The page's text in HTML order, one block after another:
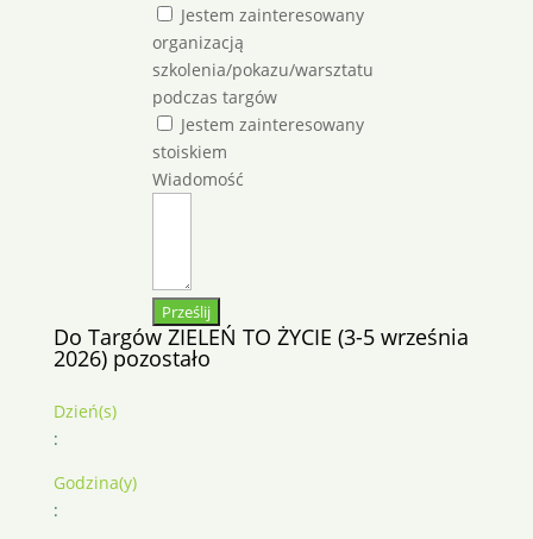
Jestem zainteresowany
organizacją
szkolenia/pokazu/warsztatu
podczas targów
Jestem zainteresowany
stoiskiem
Wiadomość
Prześlij
Do Targów ZIELEŃ TO ŻYCIE (3-5 września
2026) pozostało
Dzień(s)
:
Godzina(y)
: